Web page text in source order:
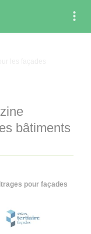
bâtiments
pour façades